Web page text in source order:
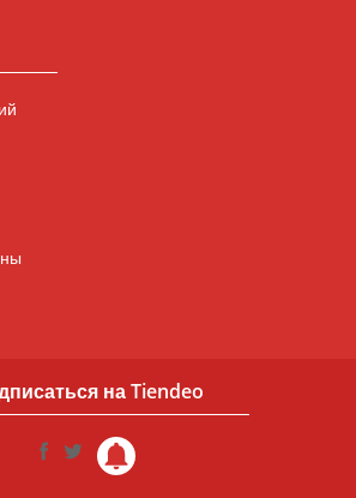
на Tiendeo